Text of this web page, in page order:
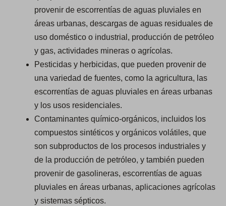
provenir de escorrentías de aguas pluviales en
áreas urbanas, descargas de aguas residuales de
uso doméstico o industrial, producción de petróleo
y gas, actividades mineras o agrícolas.
Pesticidas y herbicidas, que pueden provenir de
una variedad de fuentes, como la agricultura, las
escorrentías de aguas pluviales en áreas urbanas
y los usos residenciales.
Contaminantes químico-orgánicos, incluidos los
compuestos sintéticos y orgánicos volátiles, que
son subproductos de los procesos industriales y
de la producción de petróleo, y también pueden
provenir de gasolineras, escorrentías de aguas
pluviales en áreas urbanas, aplicaciones agrícolas
y sistemas sépticos.